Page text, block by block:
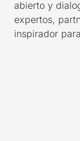
abierto y
expertos,
inspirador